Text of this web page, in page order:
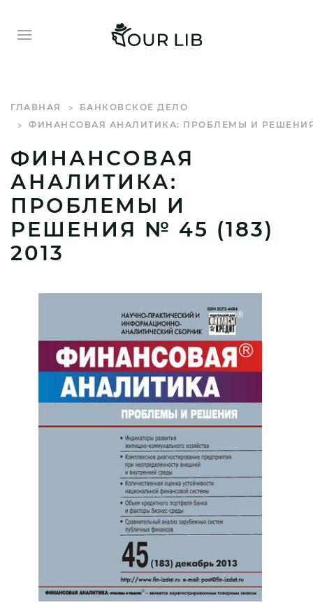
ГЛАВНАЯ
БАНКОВСКОЕ ДЕЛО
ФИНАНСОВАЯ АНАЛИТИКА: ПРОБЛЕМЫ И
ФИНАНСОВАЯ
АНАЛИТИКА:
ПРОБЛЕМЫ И
РЕШЕНИЯ № 45 (183)
2013